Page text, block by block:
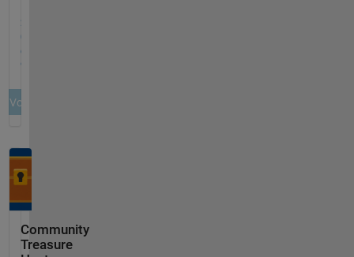
Community
Treasure